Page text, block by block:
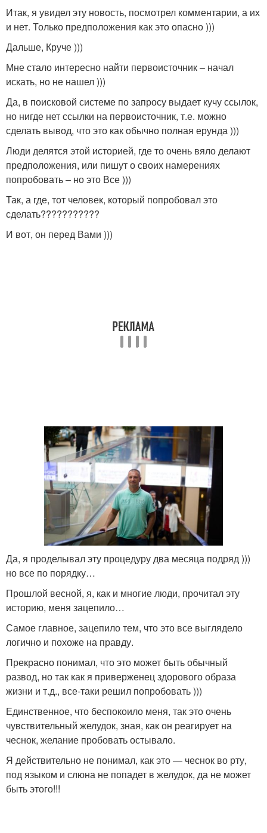
Итак, я увидел эту новость, посмотрел комментарии, а их
и нет. Только предположения как это опасно )))
Дальше, Круче )))
Мне стало интересно найти первоисточник – начал
искать, но не нашел )))
Да, в поисковой системе по запросу выдает кучу ссылок,
но нигде нет ссылки на первоисточник, т.е. можно
сделать вывод, что это как обычно полная ерунда )))
Люди делятся этой историей, где то очень вяло делают
предположения, или пишут о своих намерениях
попробовать – но это Все )))
Так, а где, тот человек, который попробовал это
сделать???????????
И вот, он перед Вами )))
Да, я проделывал эту процедуру два месяца подряд )))
но все по порядку…
Прошлой весной, я, как и многие люди, прочитал эту
историю, меня зацепило…
Самое главное, зацепило тем, что это все выглядело
логично и похоже на правду.
Прекрасно понимал, что это может быть обычный
развод, но так как я приверженец здорового образа
жизни и т.д., все-таки решил попробовать )))
Единственное, что беспокоило меня, так это очень
чувствительный желудок, зная, как он реагирует на
чеснок, желание пробовать остывало.
Я действительно не понимал, как это — чеснок во рту,
под языком и слюна не попадет в желудок, да не может
быть этого!!!